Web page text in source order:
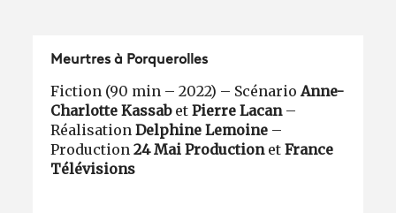
Meurtres à Porquerolles
Fiction (90 min – 2022) – ScénarioAnne-
Charlotte KassabetPierre Lacan–
RéalisationDelphine Lemoine –
Production24 Mai ProductionetFrance
Télévisions